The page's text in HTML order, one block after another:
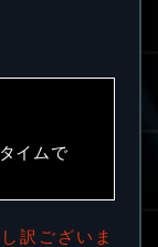
イムで
訳ございま